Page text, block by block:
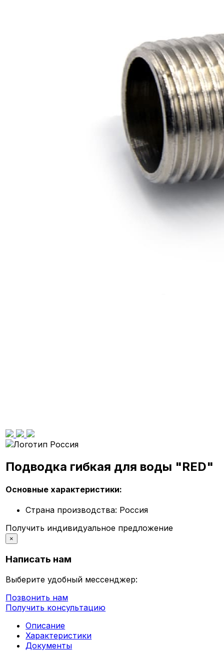
Подводка гибкая для воды "RED"
Основные характеристики:
Страна производства: Россия
Получить индивидуальное предложение
×
Написать нам
Выберите удобный мессенджер:
Позвонить нам
Получить консультацию
Описание
Характеристики
Документы